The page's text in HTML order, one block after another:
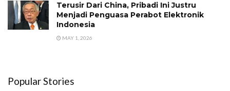
Terusir Dari China, Pribadi Ini Justru
Menjadi Penguasa Perabot Elektronik
Indonesia
MAY 1, 2026
Popular Stories